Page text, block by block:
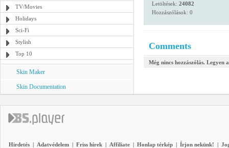
TV/Movies
Holidays
Sci-Fi
Stylish
Top 10
Skin Maker
Skin Documentation
Letöltések: 24082
Hozzászólások: 0
Comments
Még nincs hozzászólás. Legyen
Hirdetés | Adatvédelem | Friss hírek | Affiliate | Honlap térkép | Írjon nekünk! |